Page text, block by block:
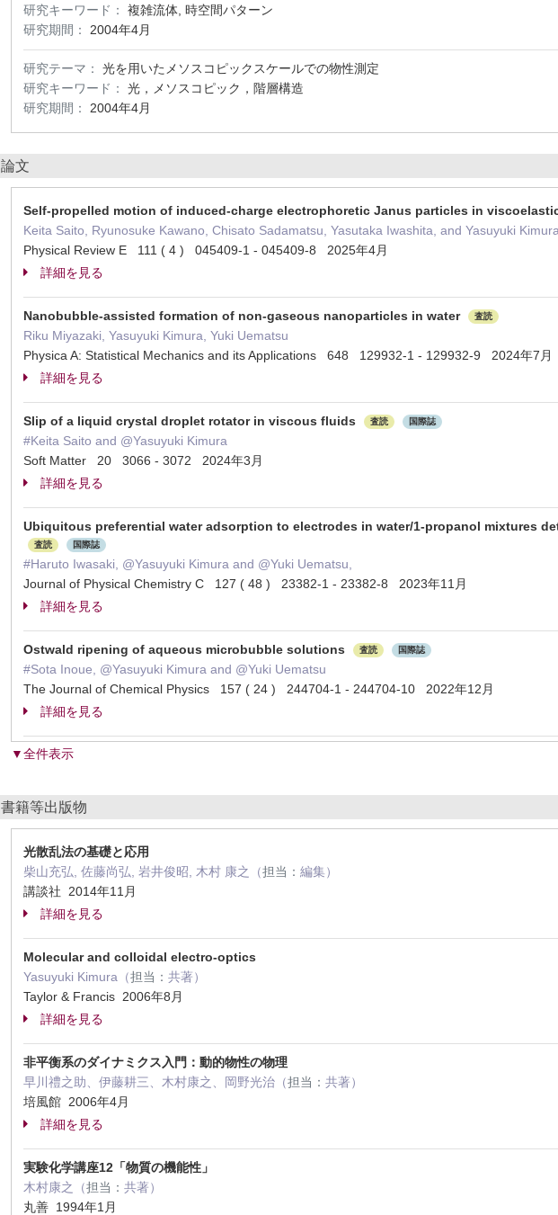
研究キーワード：
複雑流体, 時空間パターン
研究期間：
2004年4月
研究テーマ：
光を用いたメソスコピックスケールでの物性測定
研究キーワード：
光，メソスコピック，階層構造
研究期間：
2004年4月
論文
Self-propelled motion of induced-charge electrophoretic Janus particles in
Keita Saito, Ryunosuke Kawano, Chisato Sadamatsu, Yasutaka Iwashita, and Yasuyuki Kimura
Physical Review E 111 ( 4 ) 045409-1 - 045409-8 2025年4月
詳細を見る
Nanobubble-assisted formation of non-gaseous nanoparticles in water 査読
Riku Miyazaki, Yasuyuki Kimura, Yuki Uematsu
Physica A: Statistical Mechanics and its Applications 648 129932-1 - 129932-9 2024年7月
詳細を見る
Slip of a liquid crystal droplet rotator in viscous fluids 査読 国際誌
#Keita Saito and @Yasuyuki Kimura
Soft Matter 20 3066 - 3072 2024年3月
詳細を見る
Ubiquitous preferential water adsorption to electrodes in water/1-propanol mixtures
査読 国際誌
#Haruto Iwasaki, @Yasuyuki Kimura and @Yuki Uematsu,
Journal of Physical Chemistry C 127 ( 48 ) 23382-1 - 23382-8 2023年11月
詳細を見る
Ostwald ripening of aqueous microbubble solutions 査読 国際誌
#Sota Inoue, @Yasuyuki Kimura and @Yuki Uematsu
The Journal of Chemical Physics 157 ( 24 ) 244704-1 - 244704-10 2022年12月
詳細を見る
▼全件表示
書籍等出版物
光散乱法の基礎と応用
柴山充弘, 佐藤尚弘, 岩井俊昭, 木村 康之（担当： 編集）
講談社 2014年11月
詳細を見る
Molecular and colloidal electro-optics
Yasuyuki Kimura（担当： 共著）
Taylor & Francis 2006年8月
詳細を見る
非平衡系のダイナミクス入門：動的物性の物理
早川禮之助、伊藤耕三、木村康之、岡野光治（担当： 共著）
培風館 2006年4月
詳細を見る
実験化学講座12「物質の機能性」
木村康之（担当： 共著）
丸善 1994年1月